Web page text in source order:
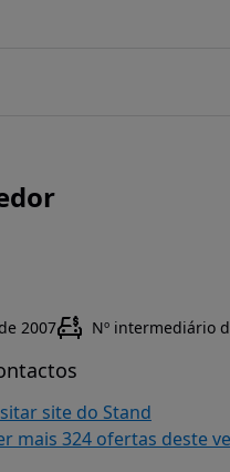
2007 Nº intermediário
site do Stand
mais 324 ofertas deste